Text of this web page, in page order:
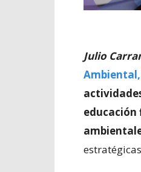
Julio
Ambiental,
educación